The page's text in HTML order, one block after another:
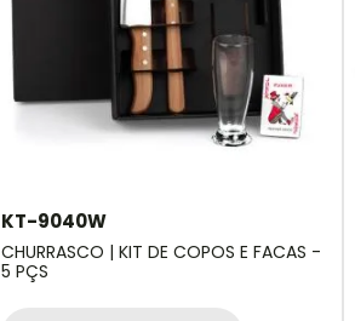
KT-9040W
CHURRASCO | KIT DE COPOS E FACAS -
5 PÇS